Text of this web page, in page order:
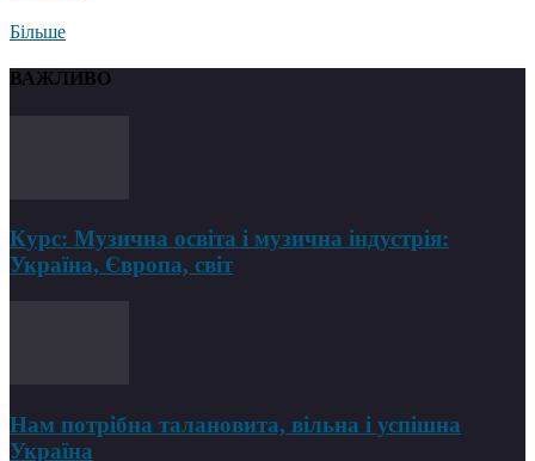
Більше
ВАЖЛИВО
Курс: Музична освіта і музична індустрія:
Україна, Європа, світ
Нам потрібна талановита, вільна і успішна
Україна